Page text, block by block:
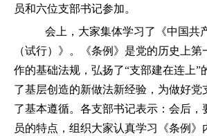
员和六位支部书记参加。
会上，大家集体学习了《中国共
（试行）》。《条例》是党的历史上
作的基础法规，弘扬了“支部建在连上”
了基层创造的新做法新经验，为做好党
了基本遵循。各支部书记表示：会后，
员的特点，组织大家认真学习《条例》